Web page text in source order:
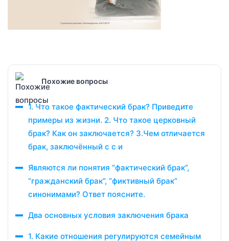
Похожие вопросы
1. Что такое фактический брак? Приведите
примеры из жизни. 2. Что такое церковный
брак? Как он заключается? 3.Чем отличается
брак, заключённый с с и
Являются ли понятия “фактический брак”,
“гражданский брак”, “фиктивный брак”
синонимами? Ответ поясните.
Два основных условия заключения брака
1. Какие отношения регулируются семейным